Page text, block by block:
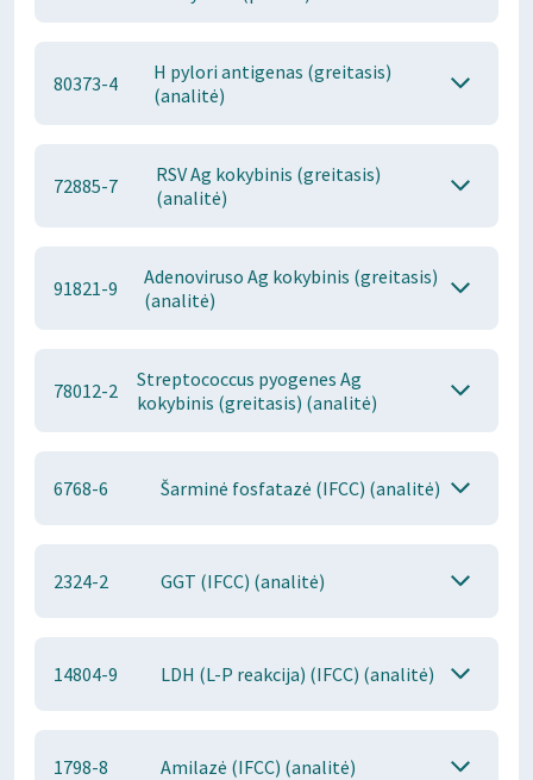
80373-4
H pylori antigenas (greitasis)
(analitė)
72885-7
RSV Ag kokybinis (greitasis)
(analitė)
91821-9
Adenoviruso Ag kokybinis (greitasis)
(analitė)
78012-2
Streptococcus pyogenes Ag
kokybinis (greitasis) (analitė)
6768-6 Šarminė fosfatazė (IFCC) (analitė)
2324-2 GGT (IFCC) (analitė)
14804-9 LDH (L-P reakcija) (IFCC) (analitė)
1798-8 Amilazė (IFCC) (analitė)